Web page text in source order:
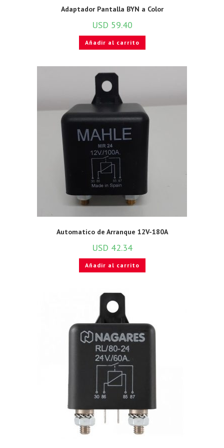
Adaptador Pantalla BYN a Color
USD 59.40
Añadir al carrito
Automatico de Arranque 12V-180A
USD 42.34
Añadir al carrito